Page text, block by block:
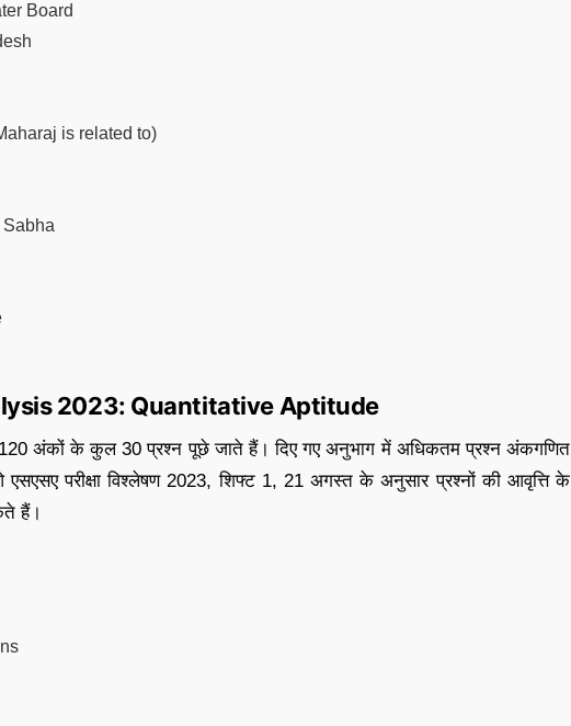
Board
is related to)
Sabha
2023: Quantitative Aptitude
120 अंकों के कुल 30 प्रश्न पूछे जाते हैं। दिए गए अनुभाग में अधिकतम प्रश्न अंकगणित
एसएसए परीक्षा विश्लेषण 2023, शिफ्ट 1, 21 अगस्त के अनुसार प्रश्नों की आवृत्ति के
हैं।